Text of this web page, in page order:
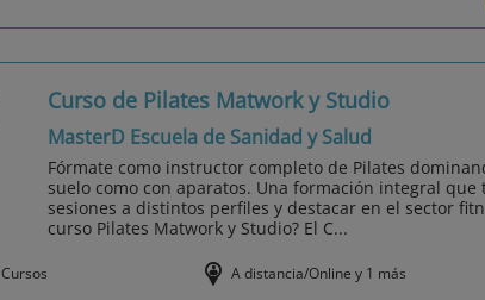
Curso de Pilates Matwork y Studio
MasterD Escuela de Sanidad y Salud
Fórmate como instructor completo de Pilates
suelo como con aparatos. Una formación integral
sesiones a distintos perfiles y destacar en el sector
curso Pilates Matwork y Studio? El C...
Cursos A distancia/Online y 1 más